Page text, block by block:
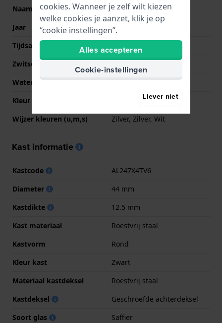
Naam
Seastrong diver GMT
Jaar
2018 Onbekend
Tijdsaanduiding
Analoog
Zwitsers fabricaat
Waterdichtheid
30 Bar (duiken)
Kleur wijzerplaat
Wijzer kleuren (u,m,s)
Zilver, Zilver, Wit
Kast informatie
Kastcode
AL247X4TV6
Diameter
44 mm
Kastdikte
12.5 mm
Kast materiaal
Roestvrij staal
Kastvorm
Rond
Kleur kast
Zwart
Materiaal kastdeksel
Roestvrij staal
Kastdeksel
Geschroefde achterdeksel
Soort glas
Saffier
cookies. Wanneer je zelf wilt kiezen
welke cookies je aanzet, klik je op
“cookie instellingen”.
Alles accepteren
Cookie-instellingen
Liever niet